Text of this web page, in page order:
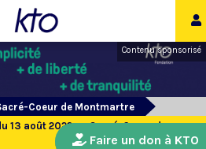
Contenu sponsorisé
Coeur de Montmartre
13 août 2022 au Sacré-Coeur de
Faire un don à KTO